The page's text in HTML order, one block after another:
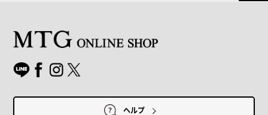
ヘルプ